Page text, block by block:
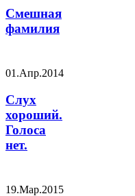
Смешная
фамилия
01.Апр.2014
Слух
хороший.
Голоса
нет.
19.Мар.2015